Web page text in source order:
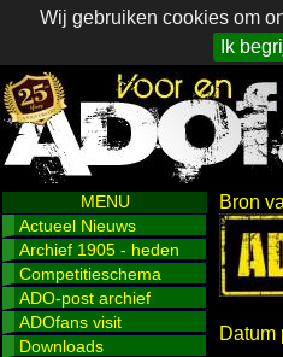
Wij gebruiken cookies om
Ik
MENU
Actueel Nieuws
Archief 1905 - heden
Competitieschema
ADO-post archief
ADOfans visit
Downloads
Bron
Datum